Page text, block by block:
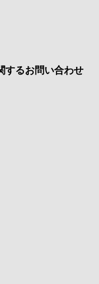
するお問い合わせ